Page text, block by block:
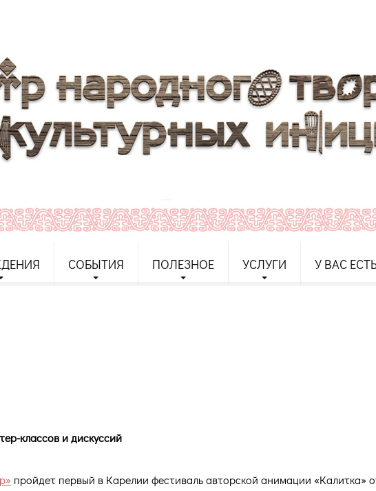
СОБЫТИЯ ПОЛЕЗНОЕ УСЛУГИ У ВАС
классов и дискуссий
пройдет первый в Карелии фестиваль авторской анимации «Калитка»